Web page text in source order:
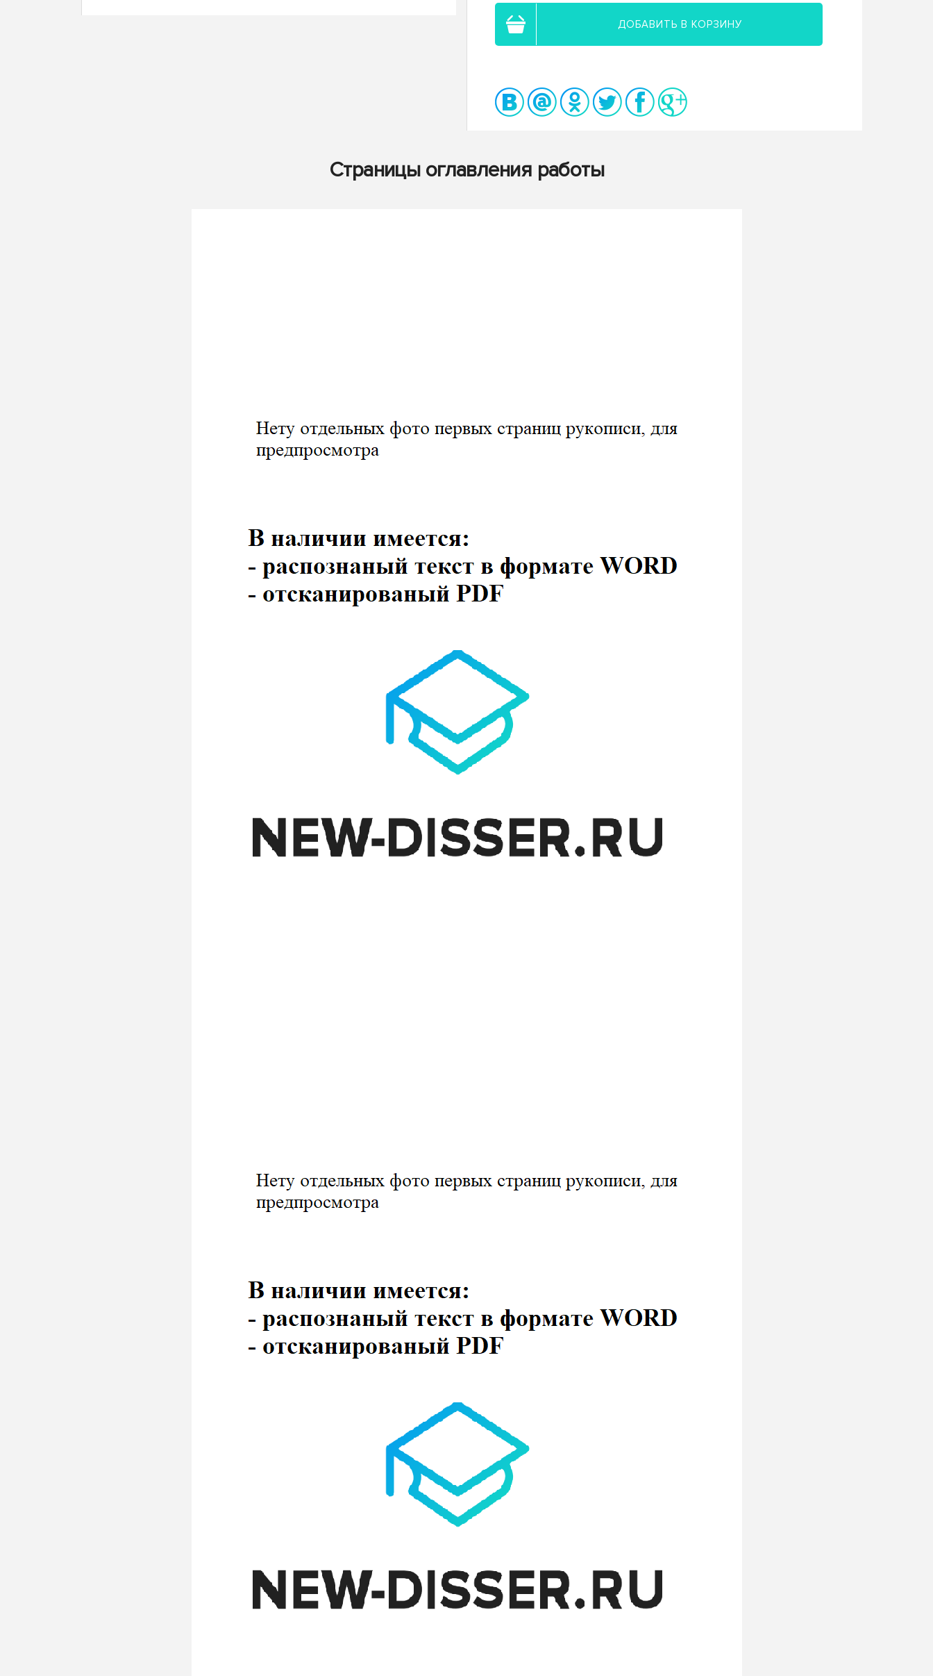
ДОБАВИТЬ В КОРЗИНУ
Страницы оглавления работы